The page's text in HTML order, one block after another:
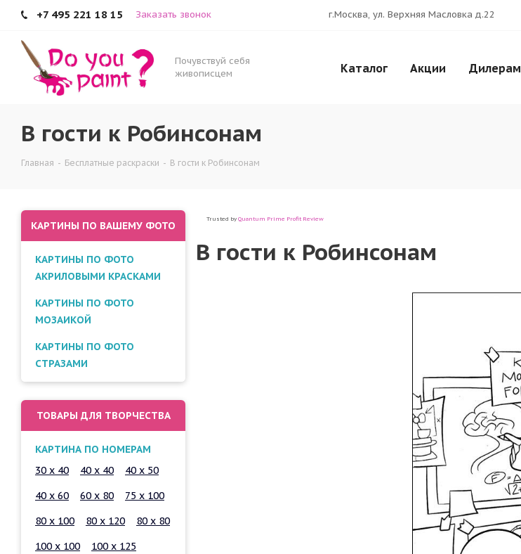
+7 495 221 18 15 Заказать звонок г.Москва, ул. Верхняя Масловка д.22
Почувствуй себя
живописцем
Каталог Акции Дилерам
В гости к Робинсонам
Главная - Бесплатные раскраски - В гости к Робинсонам
Trusted by Quantum Prime Profit Review
В гости к Робинсонам
В гости к Робинсонам
КАРТИНЫ ПО ВАШЕМУ ФОТО
КАРТИНЫ ПО ФОТО
АКРИЛОВЫМИ КРАСКАМИ
КАРТИНЫ ПО ФОТО
МОЗАИКОЙ
КАРТИНЫ ПО ФОТО
СТРАЗАМИ
ТОВАРЫ ДЛЯ ТВОРЧЕСТВА
КАРТИНА ПО НОМЕРАМ
30 x 40
40 x 40
40 x 50
40 x 60
60 x 80
75 x 100
80 x 100
80 x 120
80 x 80
100 x 100
100 x 125